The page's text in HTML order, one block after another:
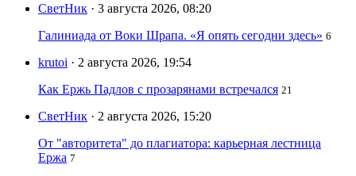
СветНик · 3 августа 2026, 08:20
Галиниада от Воки Шрапа. «Я опять сегодни здесь» 6
krutoi · 2 августа 2026, 19:54
Как Ержь Падлов с прозарянами встречался 21
СветНик · 2 августа 2026, 15:20
От "авторитета" до плагиатора: карьерная лестница
Ержа 7